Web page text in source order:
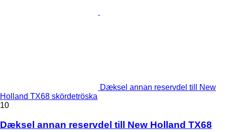
Dæksel annan reservdel till New
Holland TX68 skördetröska
10
Dæksel annan reservdel till New Holland TX68